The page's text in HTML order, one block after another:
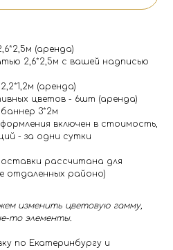
(аренда)
2,6*2,5м с вашей надписью
(аренда)
цветов - 6шт (аренда)
3*2м
включен в стоимость,
- за одни сутки
рассчитана для
отдаленных районо)
изменить цветовую гамму,
то элементы.
по Екатеринбургу и